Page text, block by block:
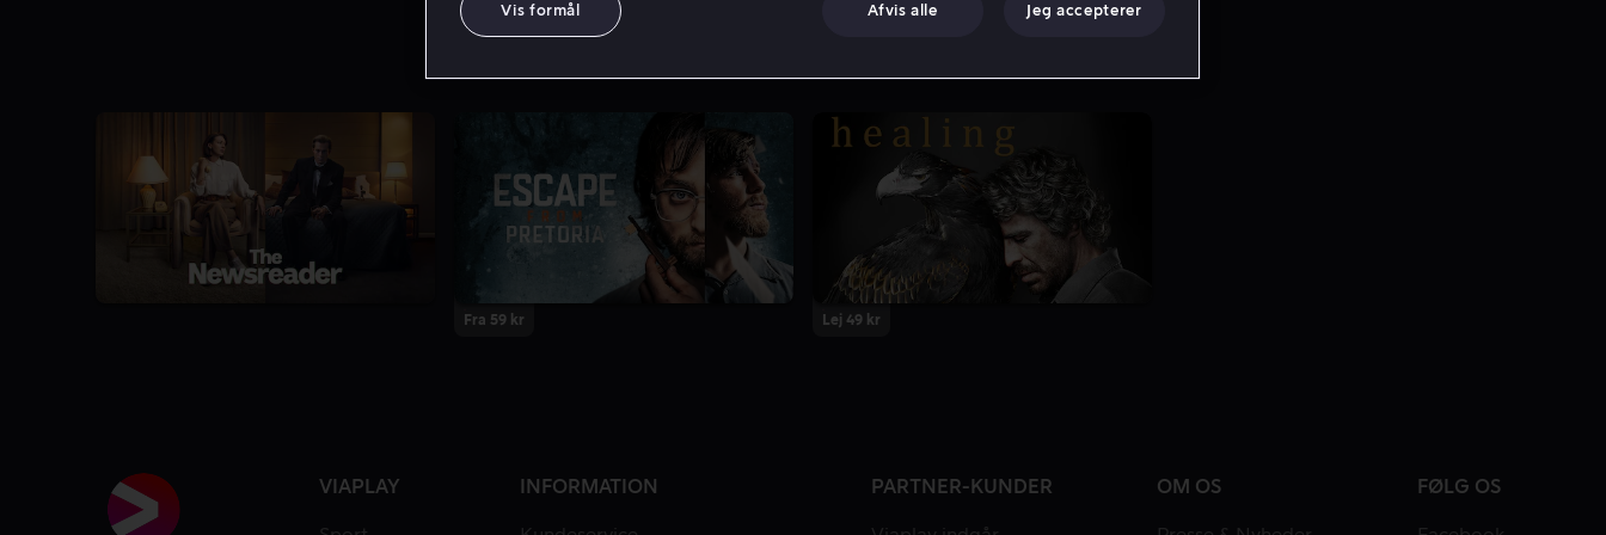
Fra 59 kr
Lej 49 kr
VIAPLAY INFORMATION PARTNER-KUNDER OM OS FØLG OS
Vis formål Afvis alle Jeg accepterer